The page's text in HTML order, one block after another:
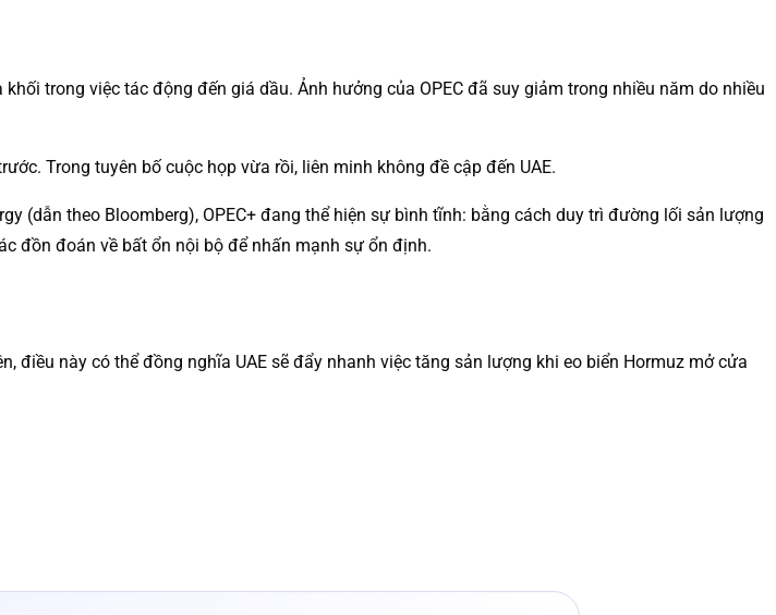
trong việc tác động đến giá dầu. Ảnh hưởng của OPEC đã suy giảm trong nhiều năm do nhiều
Trong tuyên bố cuộc họp vừa rồi, liên minh không đề cập đến UAE.
(dẫn theo Bloomberg), OPEC+ đang thể hiện sự bình tĩnh: bằng cách duy trì đường lối sản lượng
đồn đoán về bất ổn nội bộ để nhấn mạnh sự ổn định.
điều này có thể đồng nghĩa UAE sẽ đẩy nhanh việc tăng sản lượng khi eo biển Hormuz mở cửa